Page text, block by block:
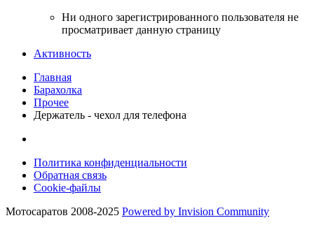
Ни одного зарегистрированного пользователя не
просматривает данную страницу
Активность
Главная
Барахолка
Прочее
Держатель - чехол для телефона
Политика конфиденциальности
Обратная связь
Cookie-файлы
Мотосаратов 2008-2025 Powered by Invision Community